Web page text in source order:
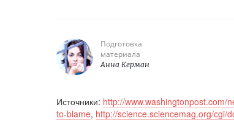
Подготовка
материала
Анна Керман
Источники: http://www.washingtonpost.com/
to-blame, http://science.sciencemag.org/cgi/